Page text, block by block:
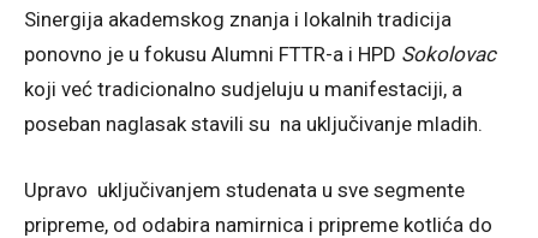
Sinergija akademskog znanja i lokalnih tradicija
ponovno je u fokusu Alumni FTTR-a i HPD Sokolovac
koji već tradicionalno sudjeluju u manifestaciji, a
poseban naglasak stavili su na uključivanje mladih.
Upravo uključivanjem studenata u sve segmente
pripreme, od odabira namirnica i pripreme kotlića do